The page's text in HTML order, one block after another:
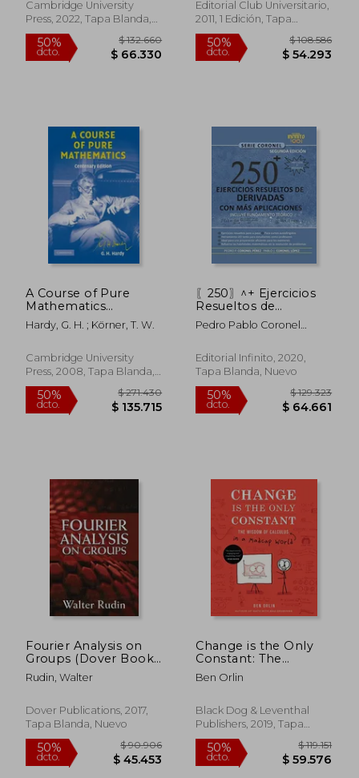
50%
dcto. $ 222.416
50%
dcto. $
Cambridge University
Press, 2022, Tapa Blanda,
Nuevo
Editorial Club Universitario,
2011, 1 Edición, Tapa
Blanda, Nuevo
A Course of Pure
Mathematics
Centenary Edition
10Th Edition
(Cambridge
Mathematical Library)
Hardy, G. H. ; Körner, T. W.
Cambridge University
Press, 2008, Tapa Blanda,
Nuevo
〖250〗^+ Ejercicios
Resueltos de
Derivadas con más
Aplicaciones: Incluye
Segunda Edición
Ampliada y Mejorada.
Pedro Pablo Coronel
Josu&Eacute; Coronel
L&Oacute;Pez
Editorial Infinito, 2020,
Tapa Blanda, Nuevo
Fourier Analysis on
Groups (Dover Books
on Mathematics) (en
Inglés)
Rudin, Walter
Dover Publications, 2017,
Tapa Blanda, Nuevo
Change is the Only
Constant: The
Wisdom of Calculus in
a Madcap World (en
Ben Orlin
Black Dog & Leventhal
Publishers, 2019, Tapa
Dura, Nuevo